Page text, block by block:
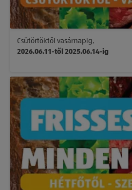
Csütörtöktől vasárnapig,
2026.06.11-től 2025.06.14-ig